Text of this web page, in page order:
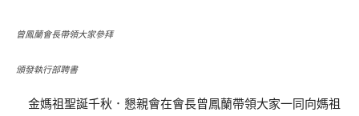
曾鳳蘭會長帶領大家參拜
頒發執行部聘書
金媽祖聖誕千秋．懇親會在會長曾鳳蘭帶領大家一同向媽祖